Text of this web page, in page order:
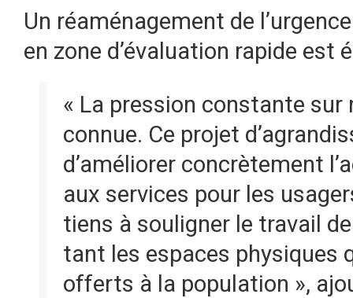
Un réaménagement de
en zone d’évaluation rapide est
« La pression constante sur
connue. Ce projet
d’améliorer concrètement
aux services pour les
tiens à souligner le travail
tant les espaces physiques
offerts à la population »,